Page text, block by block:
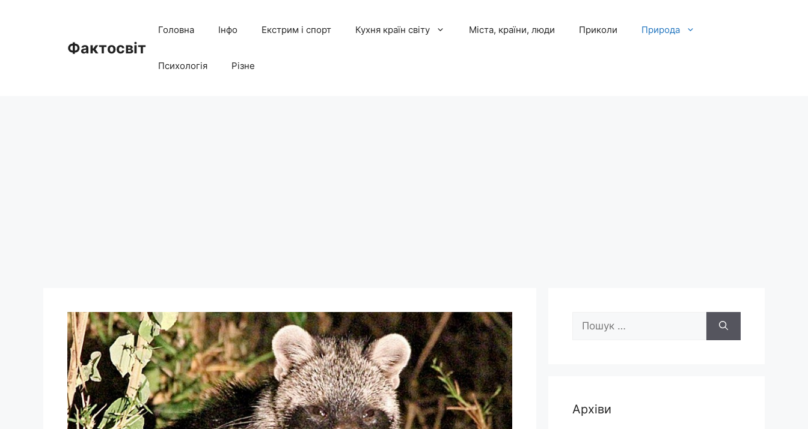
Фактосвіт
Головна Інфо Екстрим і спорт Кухня країн світу Міста, країни, люди Приколи Природа
Психологія Різне
Пошук:
Архіви